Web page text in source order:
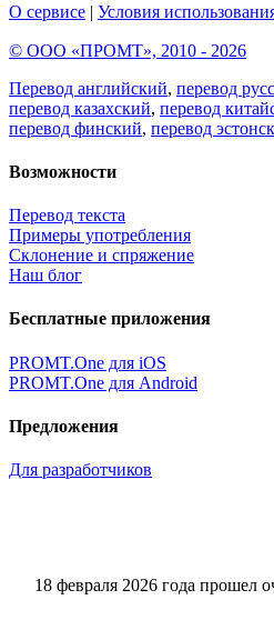
О сервисе | Условия
© ООО «ПРОМТ», 2010 - 2026
Перевод английский, перевод
перевод казахский, перевод
перевод финский, перевод
Возможности
Перевод текста
Примеры употребления
Склонение и спряжение
Наш блог
Бесплатные приложения
PROMT.One для iOS
PROMT.One для Android
Предложения
Для разработчиков
18 февраля 2026 года прошел